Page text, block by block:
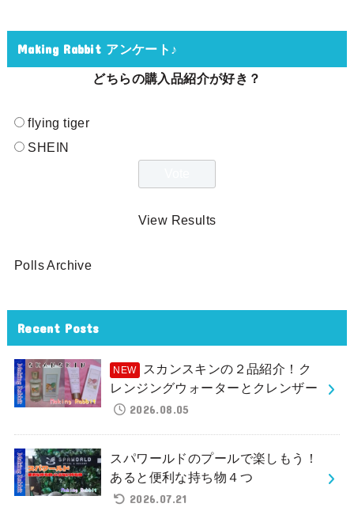
Making Rabbit アンケート♪
どちらの購入品紹介が好き？
flying tiger
SHEIN
View Results
Polls Archive
Recent Posts
スカンスキンの２品紹介！ク
レンジングウォーターとクレンザー
2026.08.05
スパワールドのプールで楽しもう！
あると便利な持ち物４つ
2026.07.21